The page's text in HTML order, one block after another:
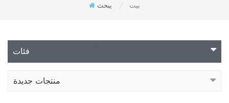
بيت يبحث
فئات
منتجات جديدة